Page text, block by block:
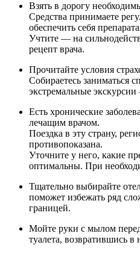
Взять в дорогу
Средства принимаете
обеспечить себя
Учтите — на
рецепт врача.
Прочитайте условия
Собираетесь заниматься
экстремальные
Есть хронические
лечащим врачом.
Поездка в эту страну,
противопоказана.
Уточните у него, какие
оптимальны. При
Тщательно выбирайте
поможет избежать ряд
границей.
Мойте руки с мылом
туалета, возвратившись в